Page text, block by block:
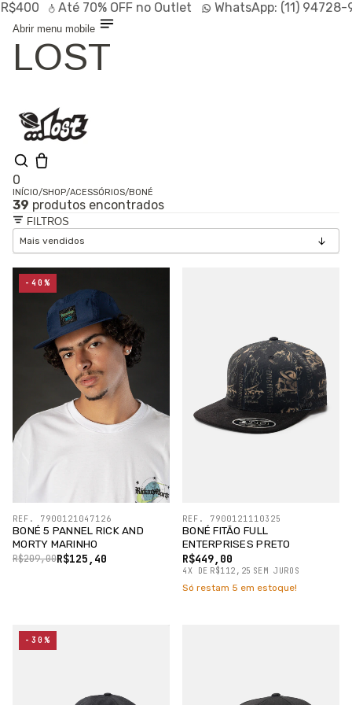
Até 70% OFFno Outlet WhatsApp:(11) 94728-9569
Abrir menu mobile
LOST
0
Shop
Lançamentos
Linhas
Especiais
Outlet SALE
INÍCIO/SHOP/ACESSÓRIOS/BONÉ
39 produtos encontrados
FILTROS
BONÉ 5 PANNEL RICK AND
MORTY MARINHO
R$125,40
R$209,00
REF. 7900121047126
-40%
BONÉ FITÃO FULL
ENTERPRISES PRETO
R$449,00
4X DE R$112,25 SEM JUROS
REF. 7900121110325
Só restam 5 em estoque!
-30%